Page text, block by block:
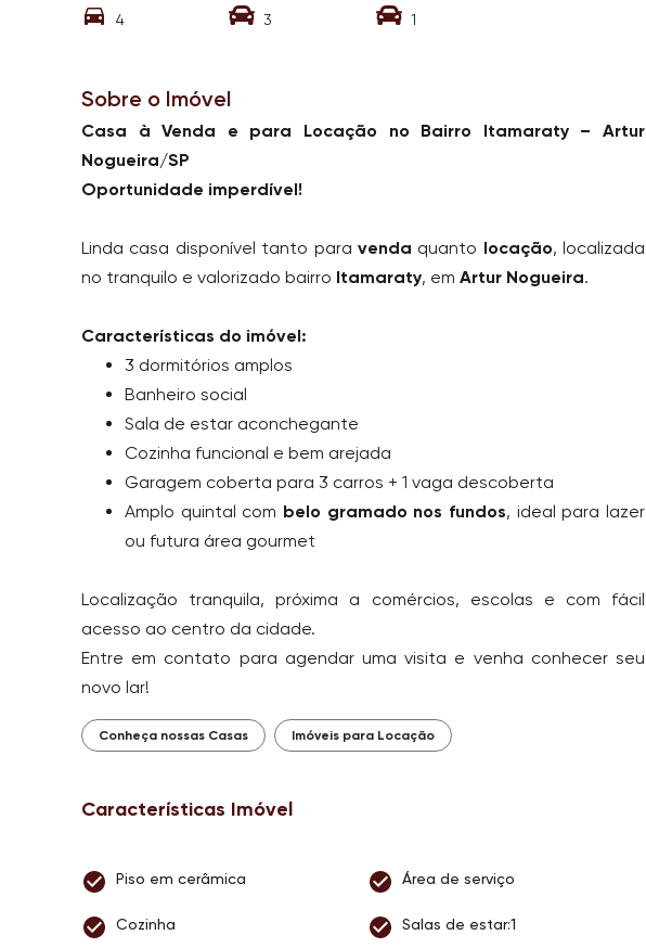
4 3 1
Sobre o Imóvel
Casa à Venda e para Locação no Bairro Itamaraty – Artur
Nogueira/SP
Oportunidade imperdível!
Linda casa disponível tanto para venda quanto locação, localizada
no tranquilo e valorizado bairro Itamaraty, em Artur Nogueira.
Características do imóvel:
3 dormitórios amplos
Banheiro social
Sala de estar aconchegante
Cozinha funcional e bem arejada
Garagem coberta para 3 carros + 1 vaga descoberta
Amplo quintal com belo gramado nos fundos, ideal para lazer
ou futura área gourmet
Localização tranquila, próxima a comércios, escolas e com fácil
acesso ao centro da cidade.
Entre em contato para agendar uma visita e venha conhecer seu
novo lar!
Conheça nossas Casas Imóveis para Locação
Características Imóvel
Piso em cerâmica Área de serviço
Cozinha Salas de estar:1